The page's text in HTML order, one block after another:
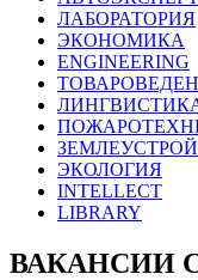
ЛАБОРАТОРИЯ
ЭКОНОМИКА
ENGINEERING
ЭКОЛОГИЯ
INTELLECT
LIBRARY
ВАКАНСИИ